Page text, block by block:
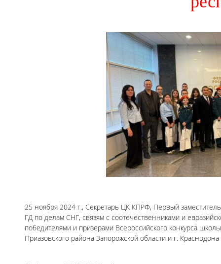
25 ноября 2024 г., Секретарь ЦК КПРФ, Первый
ГД по делам СНГ, связям с соотечественниками и
победителями и призерами Всероссийского конкурса
Приазовского района Запорожской области и г.